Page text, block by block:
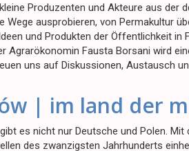
Produzenten und Akteure aus
Wege ausprobieren, von Permakultur
und Produkten der Öffentlichkeit
Agrarökonomin Fausta Borsani wird
uns auf Diskussionen, Austausch
| im land der
es nicht nur Deutsche und Polen.
des zwanzigsten Jahrhunderts